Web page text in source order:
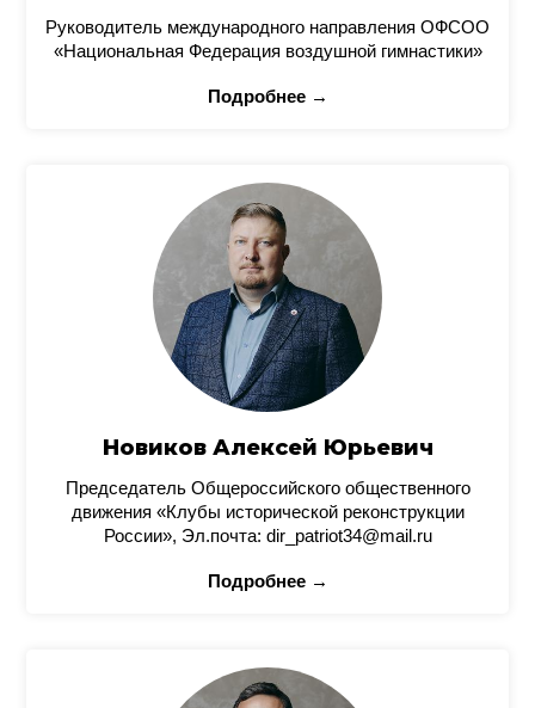
Руководитель международного направления ОФСОО
«Национальная Федерация воздушной гимнастики»
Подробнее →
Новиков Алексей Юрьевич
Председатель Общероссийского общественного
движения «Клубы исторической реконструкции
России», Эл.почта: dir_patriot34@mail.ru
Подробнее →